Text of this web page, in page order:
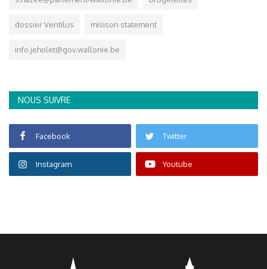
dossier Ventilus misison statement
info.jeholet@gov.wallonie.be
NOUS SUIVRE
Facebook Twitter
Instagram Youtube